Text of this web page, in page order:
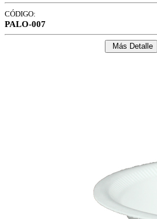
CÓDIGO:
PALO-007
Más Detalle